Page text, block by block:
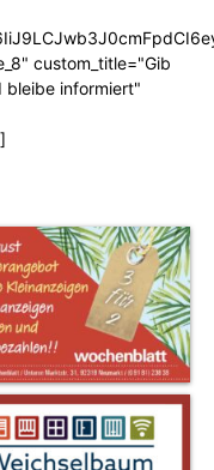
custom_title="Gib
bleibe informiert"